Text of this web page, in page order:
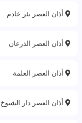
أذان العصر بئر خادم
أذان العصر الذرعان
أذان العصر العلمة
أذان العصر دار الشيوخ